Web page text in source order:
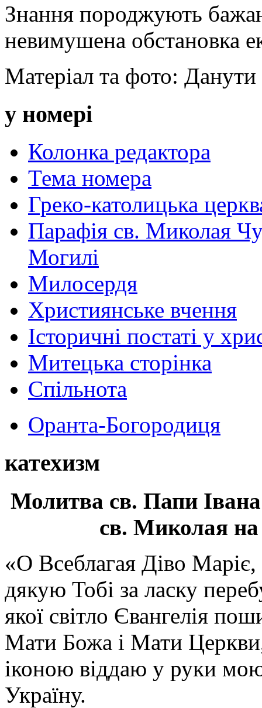
Знання породжують
невимушена обстановка
Матеріал та фото:
у номері
Колонка редактора
Тема номера
Греко-католицька
Парафія св. Миколая
Могилі
Милосердя
Християнське вчення
Історичні постаті у
Митецька сторінка
Спільнота
Оранта-Богородиця
катехизм
Молитва св. Папи
св. Миколая на
«О Всеблагая Діво
дякую Тобі за ласку
якої світло Євангелія
Мати Божа і Мати
іконою віддаю у руки
Україну.